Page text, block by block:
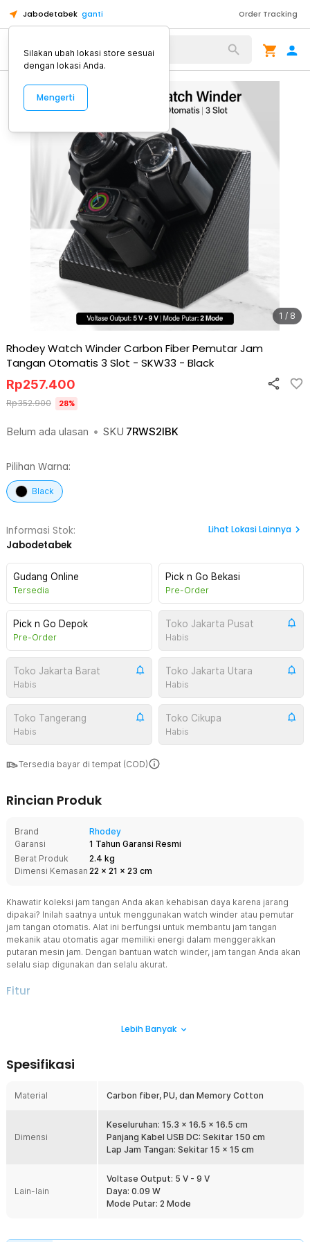
Jabodetabek ganti Order Tracking
Alat Kopi
1 / 8
Rhodey Watch Winder Carbon Fiber Pemutar Jam
Tangan Otomatis 3 Slot - SKW33 - Black
Belum ada ulasan • SKU 7RWS2IBK
Rp257.400
Rp352.900 28%
Pilihan Warna:
Black
Informasi Stok:
Jabodetabek
Lihat Lokasi Lainnya
Gudang Online
Tersedia
Pick n Go Bekasi
Pre-Order
Pick n Go Depok
Pre-Order
Toko Jakarta Pusat
Habis
Toko Jakarta Barat
Habis
Toko Jakarta Utara
Habis
Toko Tangerang
Habis
Toko Cikupa
Habis
Tersedia bayar di tempat (COD)
Rincian Produk
Brand
Rhodey
Garansi
1 Tahun Garansi Resmi
Berat Produk
2.4 kg
Dimensi Kemasan 22 x 21 x 23 cm
Khawatir koleksi jam tangan Anda akan kehabisan daya karena jarang
dipakai? Inilah saatnya untuk menggunakan watch winder atau pemutar
jam tangan otomatis. Alat ini berfungsi untuk membantu jam tangan
mekanik atau otomatis agar memiliki energi dalam menggerakkan
putaran mesin jam. Dengan bantuan watch winder, jam tangan Anda akan
selalu siap digunakan dan selalu akurat.
Fitur
Jika jam tangan Anda tidak digunakan dalam waktu lama, energi
konstan guna mengisi energi dan mencegah terhentinya
Cegah Kerusakan Jam Tangan
perlu Anda khawatirkan. Dengan terus bergerak, watch winder akan
membantu mencegah pengerasan pelumas mesin jam yang dapat
menyebabkan keausan dan masalah lainnya di kemudian hari.
Anda bisa memasang 3 jam tangan sekaligus di dalam alat putar ini.
Anda pun dapat menghemat ruang, daya listrik, dan biaya. Inilah
yang membuatnya cocok digunakan oleh para kolektor atau untuk
Sesuai dengan Diameter Jam
Lebih Banyak
Spesifikasi
Material Carbon fiber, PU, dan Memory Cotton
Dimensi
Keseluruhan: 15.3 x 16.5 x 16.5 cm
Panjang Kabel USB DC: Sekitar 150 cm
Lap Jam Tangan: Sekitar 15 x 15 cm
Lain-lain
Voltase Output: 5 V - 9 V
Daya: 0.09 W
Mode Putar: 2 Mode
Silakan ubah lokasi store sesuai
dengan lokasi Anda.
Mengerti